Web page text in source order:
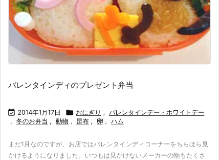
バレンタインディのプレゼント弁当
 2014年1月17日  おにぎり , バレンタインデー・ホワイトデー
, 冬のお弁当 , 動物 , 昆布 , 卵 , ハム
まだ1月なのですが、お店ではバレンタインディコーナーをちらほら見
かけるようになりました。いつもは見かけないメーカーの物もたくさ